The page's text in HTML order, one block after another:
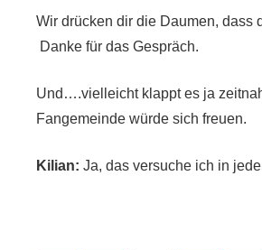
Wir drücken dir die Daumen, dass
Danke für das Gespräch.
Und….vielleicht klappt es ja
Fangemeinde würde sich freuen.
Kilian: Ja, das versuche ich in